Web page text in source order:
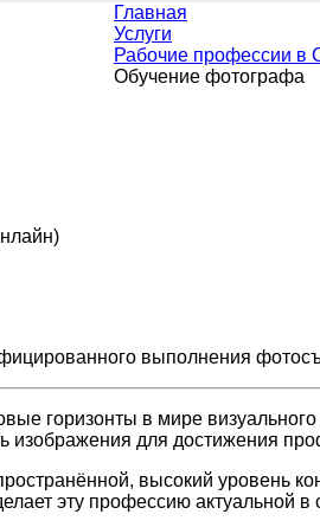
Главная
Услуги
Рабочие профессии в
Обучение фотографа
выполнения
горизонты в мире
для достижения
высокий уровень
эту профессию актуальной в